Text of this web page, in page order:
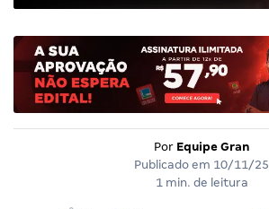
Por Equipe Gran
Publicado em 10/11/25
1 min. de leitura